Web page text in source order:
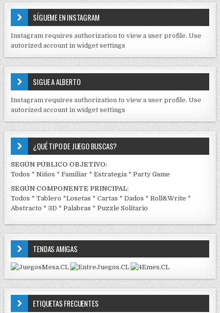
T
I
D
S
E
J
C
K
SÍGUEME EN INSTAGRAM
Instagram requires authorization to view a user profile. Use
autorized account in widget settings
SIGUE A ALBERTO
Instagram requires authorization to view a user profile. Use
autorized account in widget settings
¿QUÉ TIPO DE JUEGO BUSCAS?
SEGÚN PÚBLICO OBJETIVO:
Todos *Niños *Familiar *Estrategia *Party Game
SEGÚN COMPONENTE PRINCIPAL:
Todos *Tablero *Losetas *Cartas *Dados *Roll&Write *
Abstracto *3D *Palabras *Puzzle Solitario
TENDAS AMIGAS
ETIQUETAS FRECUENTES